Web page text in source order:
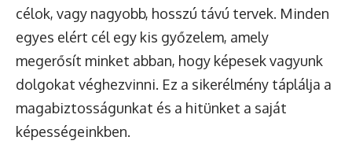
célok, vagy nagyobb, hosszú távú tervek. Minden
egyes elért cél egy kis győzelem, amely
megerősít minket abban, hogy képesek vagyunk
dolgokat véghezvinni. Ez a sikerélmény táplálja a
magabiztosságunkat és a hitünket a saját
képességeinkben.